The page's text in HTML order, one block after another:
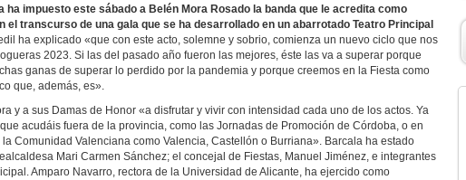
ha impuesto este sábado a Belén Mora Rosado la banda que le acredita como
el transcurso de una gala que se ha desarrollado en un abarrotado Teatro Principal
ha explicado «que con este acto, solemne y sobrio, comienza un nuevo ciclo que nos
2023. Si las del pasado año fueron las mejores, éste las va a superar porque
ganas de superar lo perdido por la pandemia y porque creemos en la Fiesta como
que, además, es».
y a sus Damas de Honor «a disfrutar y vivir con intensidad cada uno de los actos. Ya
acudáis fuera de la provincia, como las Jornadas de Promoción de Córdoba, o en
la Comunidad Valenciana como Valencia, Castellón o Burriana». Barcala ha estado
Mari Carmen Sánchez; el concejal de Fiestas, Manuel Jiménez, e integrantes
Amparo Navarro, rectora de la Universidad de Alicante, ha ejercido como